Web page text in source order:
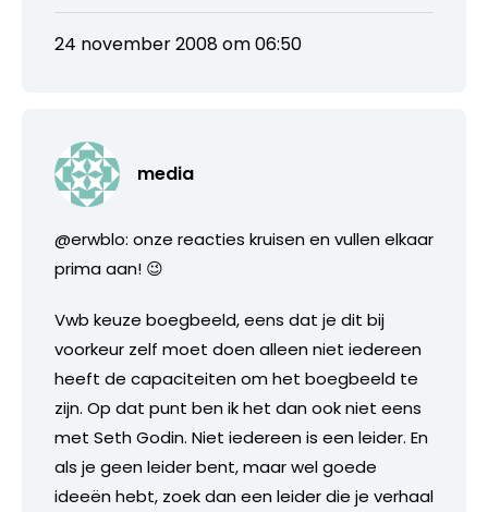
24 november 2008 om 06:50
media
@erwblo: onze reacties kruisen en vullen elkaar
prima aan! 😉
Vwb keuze boegbeeld, eens dat je dit bij
voorkeur zelf moet doen alleen niet iedereen
heeft de capaciteiten om het boegbeeld te
zijn. Op dat punt ben ik het dan ook niet eens
met Seth Godin. Niet iedereen is een leider. En
als je geen leider bent, maar wel goede
ideeën hebt, zoek dan een leider die je verhaal